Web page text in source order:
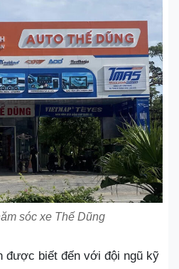
sóc xe Thế Dũng
được biết đến với đội ngũ kỹ